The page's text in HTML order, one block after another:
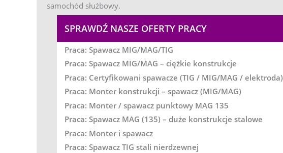
samochód służbowy.
SPRAWDŹ NASZE OFERTY PRACY
Praca: Spawacz MIG/MAG/TIG
Praca: Spawacz MIG/MAG – ciężkie konstrukcje
Praca: Certyfikowani spawacze (TIG / MIG/MAG / elektroda)
Praca: Monter konstrukcji – spawacz (MIG/MAG)
Praca: Monter / spawacz punktowy MAG 135
Praca: Spawacz MAG (135) – duże konstrukcje stalowe
Praca: Monter i spawacz
Praca: Spawacz TIG stali nierdzewnej